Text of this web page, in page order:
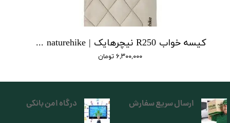
کیسه خواب R250 نیچرهایک | sleeping bag r250 naturehike
۶,۳۰۰,۰۰۰ تومان
ارسال سریع سفارش درگاه امن بانکی